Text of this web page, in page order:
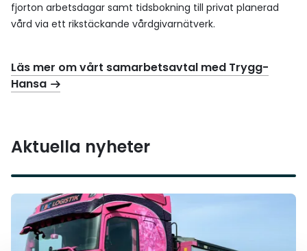
fjorton arbetsdagar samt tidsbokning till privat planerad
vård via ett rikstäckande vårdgivarnätverk.
Läs mer om vårt samarbetsavtal med Trygg-
Hansa
Aktuella nyheter
Läs mer